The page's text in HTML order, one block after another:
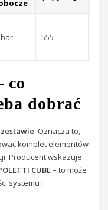
bar 555
co
dobrać
. Oznacza to,
komplet elementów
Producent wskazuje
CUBE– to może
systemu i